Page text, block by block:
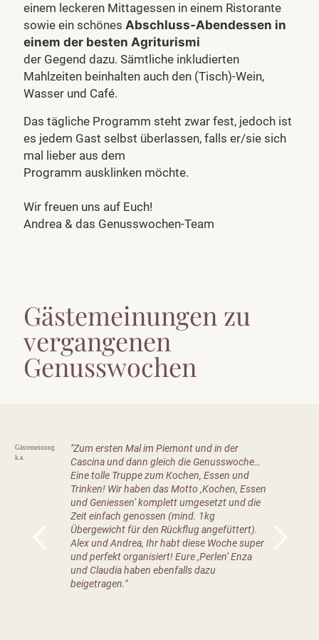
einem leckeren Mittagessen in einem Ristorante
sowie ein schönes Abschluss-Abendessen in
einem der besten Agriturismi
der Gegend dazu. Sämtliche inkludierten
Mahlzeiten beinhalten auch den (Tisch)-Wein,
Wasser und Café.
Das tägliche Programm steht zwar fest, jedoch ist
es jedem Gast selbst überlassen, falls er/sie sich
mal lieber aus dem
Programm ausklinken möchte.
Wir freuen uns auf Euch!
Andrea & das Genusswochen-Team
Gästemeinungen zu
vergangenen
Genusswochen
Gästemeinung
k.a.
"Zum ersten Mal im Piemont und in der
Cascina und dann gleich die Genusswoche…
Eine tolle Truppe zum Kochen, Essen und
Trinken! Wir haben das Motto ‚Kochen, Essen
und Geniessen’ komplett umgesetzt und die
Zeit einfach genossen (mind. 1kg
Übergewicht für den Rückflug angefüttert).
Alex und Andrea, Ihr habt diese Woche super
und perfekt organisiert! Eure ‚Perlen’ Enza
und Claudia haben ebenfalls dazu
beigetragen."